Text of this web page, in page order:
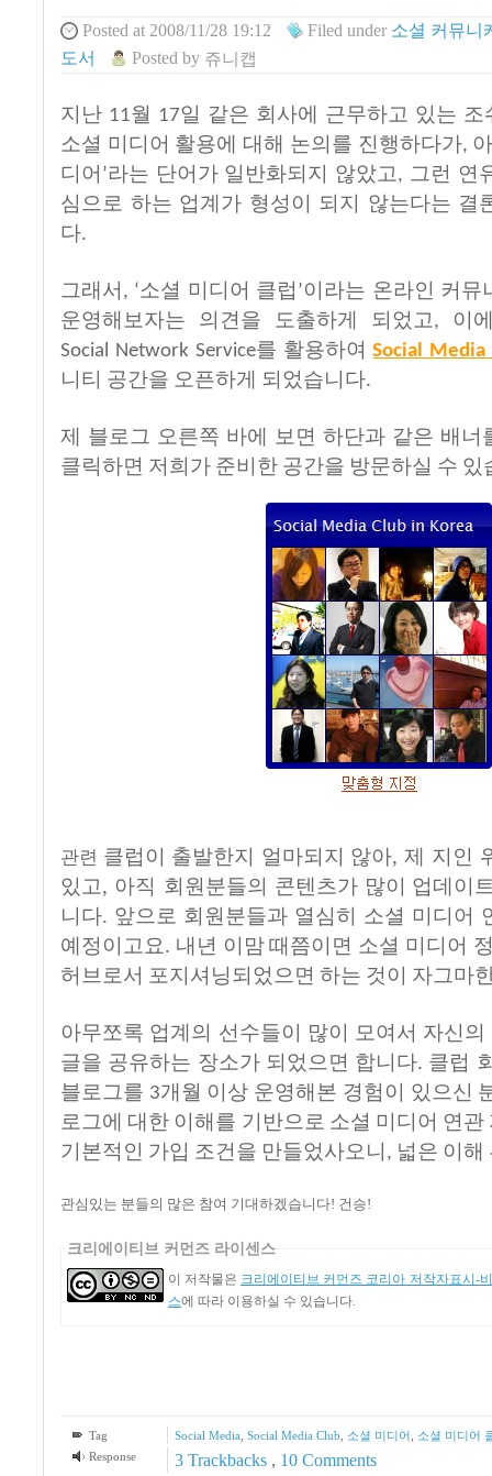
Posted at 2008/11/28 19:12 Filedunder 소셜 커뮤니
도서
Postedby 쥬니캡
지난 11월 17일 같은 회사에 근무하고 있는 조
소셜 미디어 활용에 대해 논의를 진행하다가,
디어 ’라는 단어가 일반화되지 않았고 , 그런 연
심으로 하는 업계가 형성이 되지 않는다는 결
다.
그래서 , ‘소셜 미디어 클럽 ’이라는 온라인 커뮤
운영해보자는
의견을 도출하게 되었고 , 이
Social Network Service를 활용하여 Social Media
니티 공간을 오픈하게 되었습니다.
제 블로그 오른쪽 바에 보면 하단과 같은 배너
클릭하면 저희가 준비한 공간을 방문하실 수 있
관련 클럽이 출발한지 얼마되지
않아, 제 지인
있고, 아직 회원분들의 콘텐츠가 많이
업데이
니다. 앞으로 회원분들과 열심히 소셜 미디어
예정이고요 . 내년 이맘 때쯤이면 소셜 미디어
허브로서 포지셔닝되었으면 하는 것이 자그마
아무쪼록 업계의 선수들이 많이 모여서 자신의
글을 공유하는 장소가 되었으면 합니다. 클럽
블로그를 3개월 이상 운영해본 경험이 있으신
로그에 대한 이해를 기반으로 소셜 미디어 연관
기본적인 가입 조건을 만들었사오니 , 넓은 이해
관심있는 분들의 많은 참여 기대하겠습니다! 건승!
크리에이티브 커먼즈 라이센스
이 저작물은 크리에이티브 커먼즈 코리아 저작자표시-
스에 따라 이용하실 수 있습니다.
Tag Social Media Social Media Club 소셜 미디어
소셜 미디어
Response
3Trackbacks , 10Comments